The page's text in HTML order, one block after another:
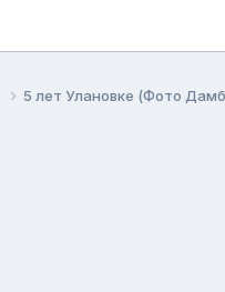
5 лет Улановке (Фото